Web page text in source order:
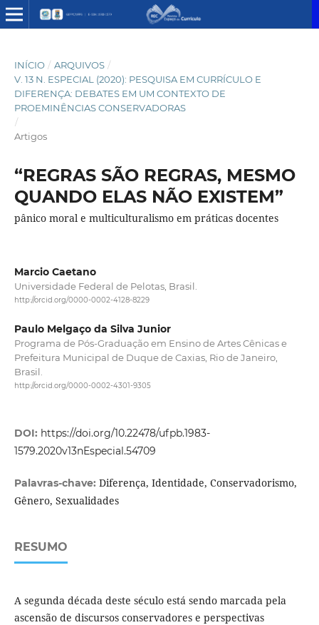
INÍCIO / ARQUIVOS /
V. 13 N. ESPECIAL (2020): PESQUISA EM CURRÍCULO E
DIFERENÇA: DEBATES EM UM CONTEXTO DE
PROEMINÊNCIAS CONSERVADORAS
/
Artigos
“REGRAS SÃO REGRAS, MESMO
QUANDO ELAS NÃO EXISTEM”
pânico moral e multiculturalismo em práticas docentes
Marcio Caetano
Universidade Federal de Pelotas, Brasil.
http://orcid.org/0000-0002-4128-8229
Paulo Melgaço da Silva Junior
Programa de Pós-Graduação em Ensino de Artes Cênicas e
Prefeitura Municipal de Duque de Caxias, Rio de Janeiro,
Brasil.
http://orcid.org/0000-0002-4301-9305
DOI: https://doi.org/10.22478/ufpb.1983-
1579.2020v13nEspecial.54709
Palavras-chave: Diferença, Identidade, Conservadorismo,
Gênero, Sexualidades
RESUMO
A segunda década deste século está sendo marcada pela
ascensão de discursos conservadores e perspectivas